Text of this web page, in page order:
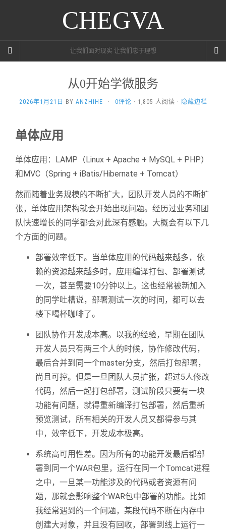
CHEGVA
让我们面对现实 让我们忠于理想
从0开始学微服务
2026年1月21日 BY ANZHIHE · 0评论 · 1,805 人阅读 · 隐藏边栏
单体应用
单体应用：LAMP（Linux + Apache + MySQL + PHP）
和MVC（Spring + iBatis/Hibernate + Tomcat）
然而随着业务规模的不断扩大，团队开发人员的不断扩
张，单体应用架构就会开始出现问题。经历过业务和团
队快速增长的同学都会对此深有感触。大概会有以下几
个方面的问题。
部署效率低下。当单体应用的代码越来越多，依
赖的资源越来越多时，应用编译打包、部署测试
一次，甚至需要10分钟以上。这也经常被新加入
的同学吐槽说，部署测试一次的时间，都可以去
楼下喝杯咖啡了。
团队协作开发成本高。以我的经验，早期在团队
开发人员只有两三个人的时候，协作修改代码，
最后合并到同一个master分支，然后打包部署，
尚且可控。但是一旦团队人员扩张，超过5人修改
代码，然后一起打包部署，测试阶段只要有一块
功能有问题，就得重新编译打包部署，然后重新
预览测试，所有相关的开发人员又都得参与其
中，效率低下，开发成本极高。
系统高可用性差。因为所有的功能开发最后都部
署到同一个WAR包里，运行在同一个Tomcat进程
之中，一旦某一功能涉及的代码或者资源有问
题，那就会影响整个WAR包中部署的功能。比如
我经常遇到的一个问题，某段代码不断在内存中
创建大对象，并且没有回收，部署到线上运行一